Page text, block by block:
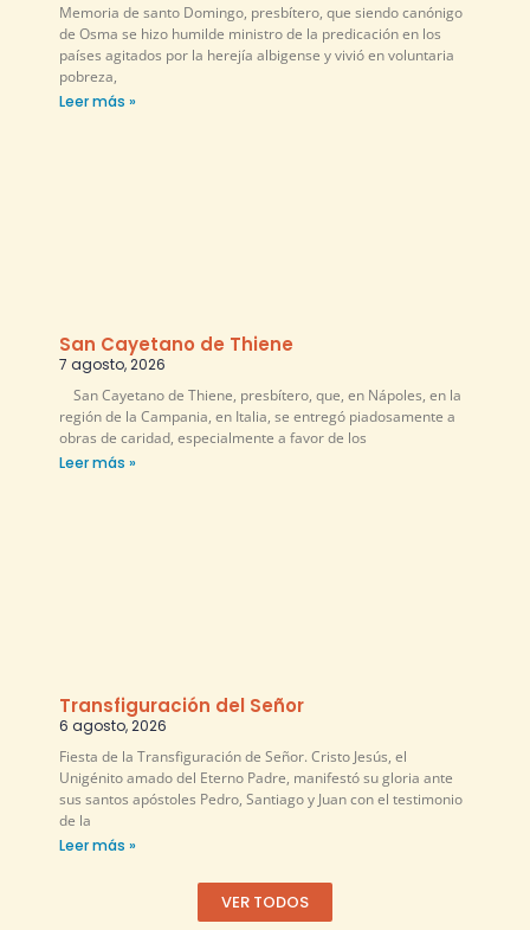
Memoria de santo Domingo, presbítero, que siendo canónigo
de Osma se hizo humilde ministro de la predicación en los
países agitados por la herejía albigense y vivió en voluntaria
pobreza,
Leer más »
San Cayetano de Thiene
7 agosto, 2026
San Cayetano de Thiene, presbítero, que, en Nápoles, en la
región de la Campania, en Italia, se entregó piadosamente a
obras de caridad, especialmente a favor de los
Leer más »
Transfiguración del Señor
6 agosto, 2026
Fiesta de la Transfiguración de Señor. Cristo Jesús, el
Unigénito amado del Eterno Padre, manifestó su gloria ante
sus santos apóstoles Pedro, Santiago y Juan con el testimonio
de la
Leer más »
VER TODOS